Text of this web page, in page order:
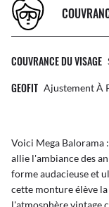
COUVRANCE DU VISAGE
GEOFIT Ajustement À
Voici Mega Balorama
allie l'ambiance des
forme audacieuse et
cette monture élève